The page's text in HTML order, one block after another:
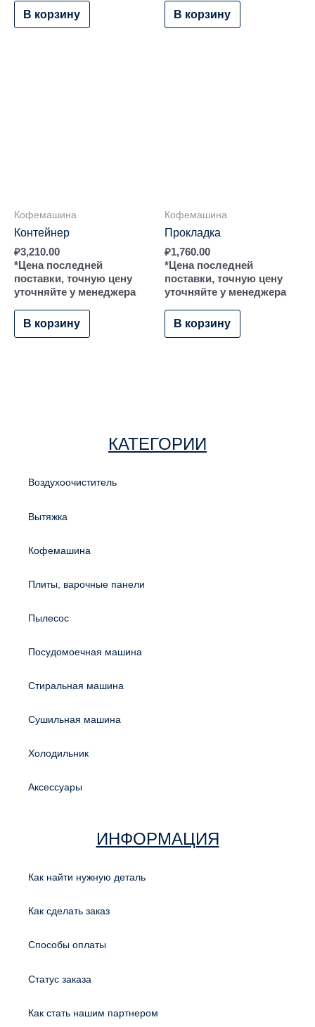
В корзину В корзину
Кофемашина
Контейнер
₽3,210.00
*Цена последней
поставки, точную цену
уточняйте у менеджера
В корзину
Кофемашина
Прокладка
₽1,760.00
*Цена последней
поставки, точную цену
уточняйте у менеджера
В корзину
КАТЕГОРИИ
Воздухоочиститель
Вытяжка
Кофемашина
Плиты, варочные панели
Пылесос
Посудомоечная машина
Стиральная машина
Сушильная машина
Холодильник
Аксессуары
ИНФОРМАЦИЯ
Как найти нужную деталь
Как сделать заказ
Способы оплаты
Статус заказа
Как стать нашим партнером